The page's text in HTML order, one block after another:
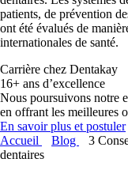
patients, de prévention
ont été évalués de
internationales de santé.
Carrière chez Dentakay
16+ ans d’excellence
Nous poursuivons notre
en offrant les meilleures
En savoir plus et postuler
Accueil
Blog
3
dentaires